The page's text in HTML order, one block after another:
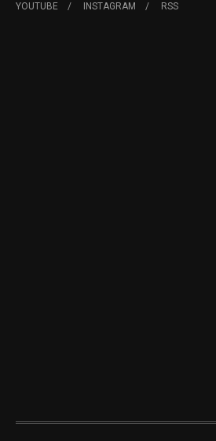
YOUTUBE
INSTAGRAM RSS